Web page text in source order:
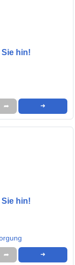
hin!
➦ ➜
hin!
➦ ➜